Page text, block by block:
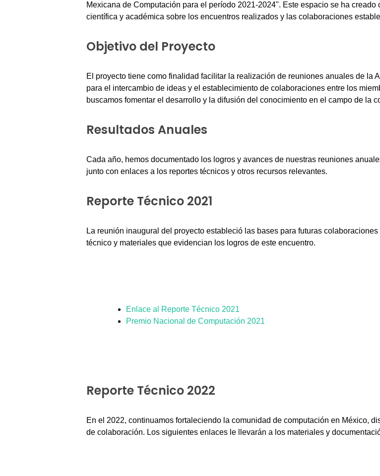
Mexicana de Computación para el período 2021-2024". Este espacio se ha
científica y académica sobre los encuentros realizados y las colaboraciones
Objetivo del Proyecto
El proyecto tiene como finalidad facilitar la realización de reuniones anuales de la
para el intercambio de ideas y el establecimiento de colaboraciones entre los
buscamos fomentar el desarrollo y la difusión del conocimiento en el campo de la
Resultados Anuales
Cada año, hemos documentado los logros y avances de nuestras reuniones
junto con enlaces a los reportes técnicos y otros recursos relevantes.
Reporte Técnico 2021
La reunión inaugural del proyecto estableció las bases para futuras
técnico y materiales que evidencian los logros de este encuentro.
Enlace al Reporte Técnico 2021
Premio Nacional de Computación 2021
Reporte Técnico 2022
En el 2022, continuamos fortaleciendo la comunidad de computación en México,
de colaboración. Los siguientes enlaces le llevarán a los materiales y